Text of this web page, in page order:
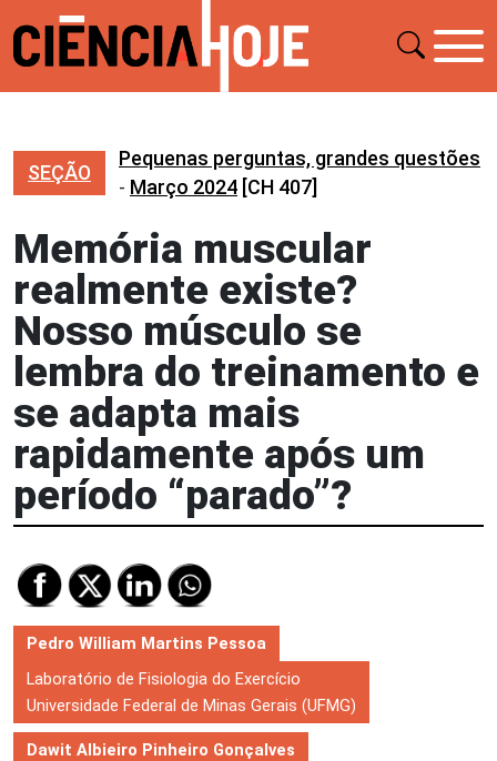
SEÇÃO
Pequenas perguntas, grandes questões
- Março 2024 [CH 407]
Memória muscular
realmente existe?
Nosso músculo se
lembra do treinamento e
se adapta mais
rapidamente após um
período “parado”?
Pedro William Martins Pessoa
Laboratório de Fisiologia do Exercício
Universidade Federal de Minas Gerais (UFMG)
Dawit Albieiro Pinheiro Gonçalves